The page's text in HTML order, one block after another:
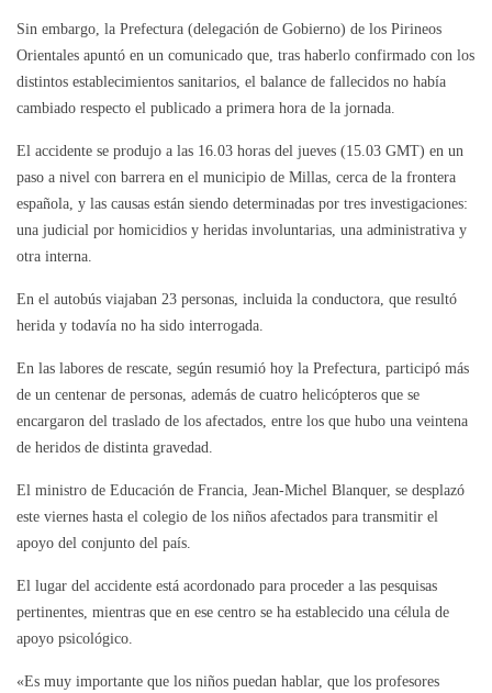
Sin embargo, la Prefectura (delegación de Gobierno) de los Pirineos
Orientales apuntó en un comunicado que, tras haberlo confirmado con los
distintos establecimientos sanitarios, el balance de fallecidos no había
cambiado respecto el publicado a primera hora de la jornada.
El accidente se produjo a las 16.03 horas del jueves (15.03 GMT) en un
paso a nivel con barrera en el municipio de Millas, cerca de la frontera
española, y las causas están siendo determinadas por tres investigaciones:
una judicial por homicidios y heridas involuntarias, una administrativa y
otra interna.
En el autobús viajaban 23 personas, incluida la conductora, que resultó
herida y todavía no ha sido interrogada.
En las labores de rescate, según resumió hoy la Prefectura, participó más
de un centenar de personas, además de cuatro helicópteros que se
encargaron del traslado de los afectados, entre los que hubo una veintena
de heridos de distinta gravedad.
El ministro de Educación de Francia, Jean-Michel Blanquer, se desplazó
este viernes hasta el colegio de los niños afectados para transmitir el
apoyo del conjunto del país.
El lugar del accidente está acordonado para proceder a las pesquisas
pertinentes, mientras que en ese centro se ha establecido una célula de
apoyo psicológico.
«Es muy importante que los niños puedan hablar, que los profesores